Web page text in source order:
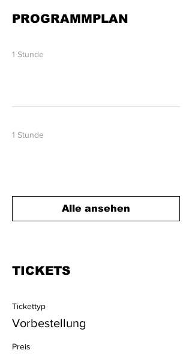
PROGRAMMPLAN
1 Stunde
1 Stunde
Alle ansehen
TICKETS
Tickettyp
Vorbestellung
Preis